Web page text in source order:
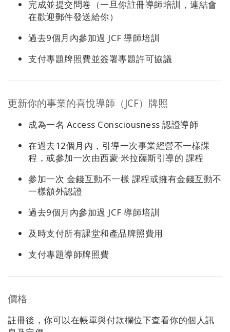
完成並提交問卷（一旦你註冊導師培訓，連結會
在歡迎郵件發送給你）
過去9個月內參加過 JCF 導師培訓
支付專題牌照費並簽署專題許可協議
更新你的事業的喜悅導師（JCF）牌照
成為一名 Access Consciousness 認證導師
在過去12個月內，引導一次事業經營不一樣課
程，或參加一次由西蒙·米拉薩斯引導的 課程
參加一次 金錢互動不一樣 課程或擁有金錢互動不
一樣額外認證
過去9個月內參加過 JCF 導師培訓
及時支付所有課堂和產品牌照費用
支付專題導師牌照費
價格
註冊後，你可以在帳單與付款欄位下查看你的個人訊